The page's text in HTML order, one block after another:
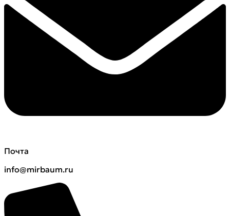
Почта
info@mirbaum.ru